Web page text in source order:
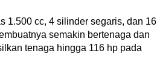
1.500 cc, 4 silinder segaris, dan 16
semakin bertenaga dan
tenaga hingga 116 hp pada